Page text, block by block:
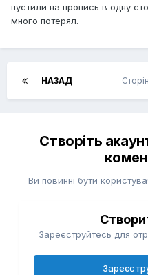
пустили на пропись в одну
много потерял.
НАЗАД
Створіть
Ви повинні бути
Зареєструйтесь для